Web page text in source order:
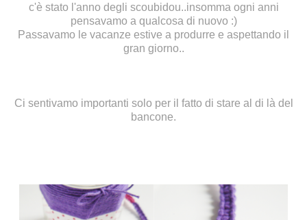
c'è stato l'anno degli scoubidou..insomma ogni anni
pensavamo a qualcosa di nuovo :)
Passavamo le vacanze estive a produrre e aspettando il
gran giorno..
Ci sentivamo importanti solo per il fatto di stare al di là del
bancone.